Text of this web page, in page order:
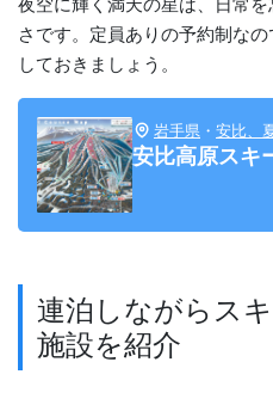
さです。定員ありの予約制な
しておきましょう。
岩手県 ・ 安比、
安比高原スキ
連泊しながらス
施設を紹介